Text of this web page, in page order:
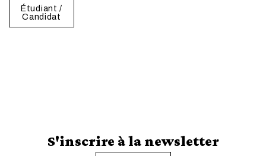
Étudiant /
Candidat
S'inscrire à la newsletter